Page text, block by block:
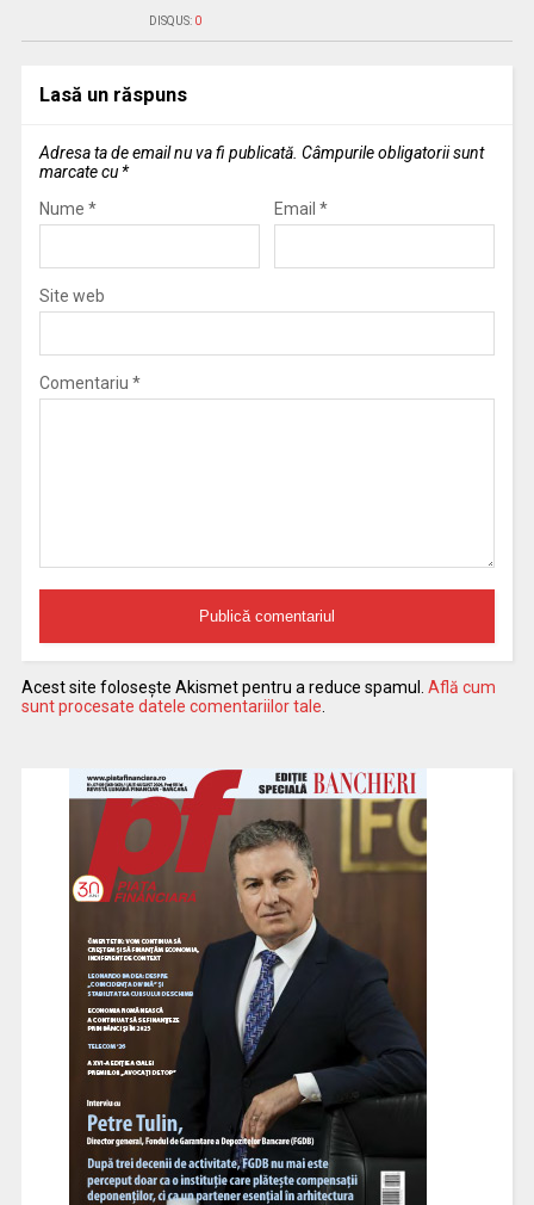
DISQUS: 0
Lasă un răspuns
Adresa ta de email nu va fi publicată. Câmpurile obligatorii sunt
marcate cu *
Nume * Email *
Site web
Comentariu *
Acest site folosește Akismet pentru a reduce spamul. Află cum
sunt procesate datele comentariilor tale